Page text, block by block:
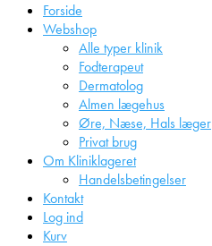
Forside
Webshop
Alle typer klinik
Fodterapeut
Dermatolog
Almen lægehus
Øre, Næse, Hals læger
Privat brug
Om Kliniklageret
Handelsbetingelser
Kontakt
Log ind
Kurv